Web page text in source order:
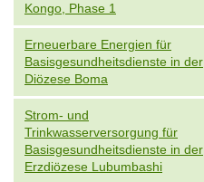
Kongo, Phase 1
Erneuerbare Energien für
Basisgesundheitsdienste in der
Diözese Boma
Strom- und
Trinkwasserversorgung für
Basisgesundheitsdienste in der
Erzdiözese Lubumbashi